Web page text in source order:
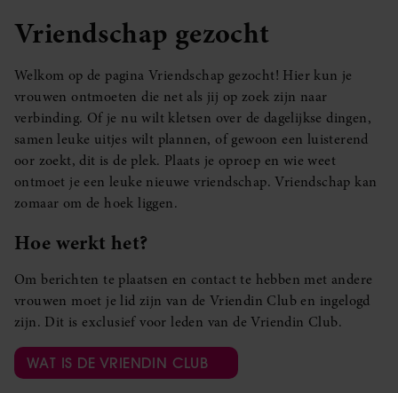
Vriendschap gezocht
Welkom op de pagina Vriendschap gezocht! Hier kun je
vrouwen ontmoeten die net als jij op zoek zijn naar
verbinding. Of je nu wilt kletsen over de dagelijkse dingen,
samen leuke uitjes wilt plannen, of gewoon een luisterend
oor zoekt, dit is de plek. Plaats je oproep en wie weet
ontmoet je een leuke nieuwe vriendschap. Vriendschap kan
zomaar om de hoek liggen.
Hoe werkt het?
Om berichten te plaatsen en contact te hebben met andere
vrouwen moet je lid zijn van de Vriendin Club en ingelogd
zijn. Dit is exclusief voor leden van de Vriendin Club.
WAT IS DE VRIENDIN CLUB